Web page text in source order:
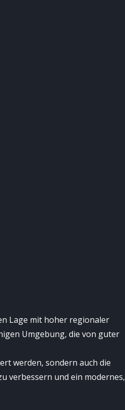
Lage mit hoher regionaler
Umgebung, die von guter
werden, sondern auch die
verbessern und ein modernes,